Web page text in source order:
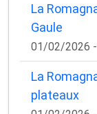
La
Gaule
01/02/2026
La
plateaux